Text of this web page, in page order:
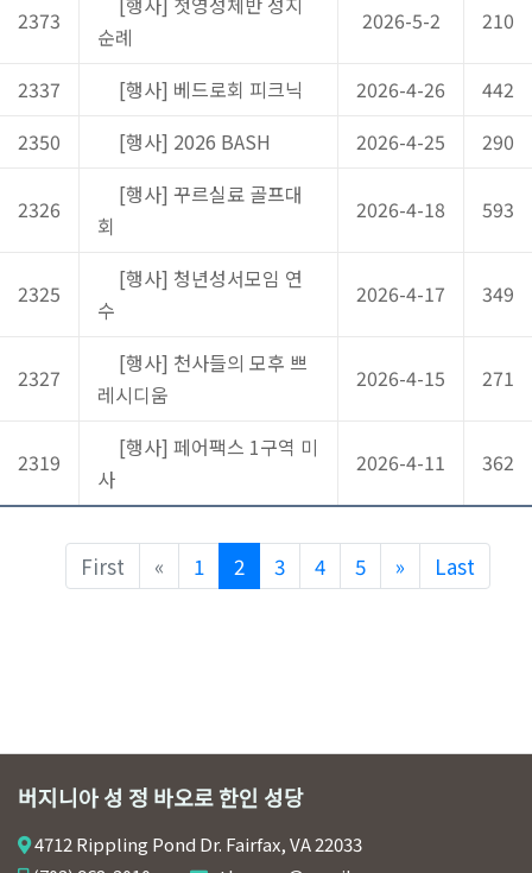
2373
순례
2026-5-2 210
2337 [행사] 베드로회 피크닉 2026-4-26
442
2350
[행사] 2026 BASH 2026-4-25 290
2326
[행사] 꾸르실료 골프대
회
2026-4-18 593
2325
[행사] 청년성서모임 연
수
2026-4-17 349
2327
[행사] 천사들의 모후 쁘
레시디움
2026-4-15 271
2319
[행사] 페어팩스 1구역 미
사
2026-4-11 362
First « Previous
1 2 3 4 5 » NextLast
버지니아 성 정 바오로 한인 성당
4712 Rippling Pond Dr. Fairfax, VA 22033